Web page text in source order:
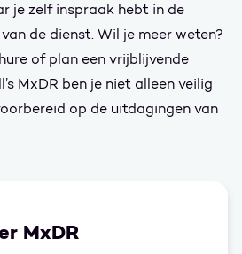
je zelf inspraak hebt in de
de dienst. Wil je meer weten?
of plan een vrijblijvende
MxDR ben je niet alleen veilig
op de uitdagingen van
MxDR